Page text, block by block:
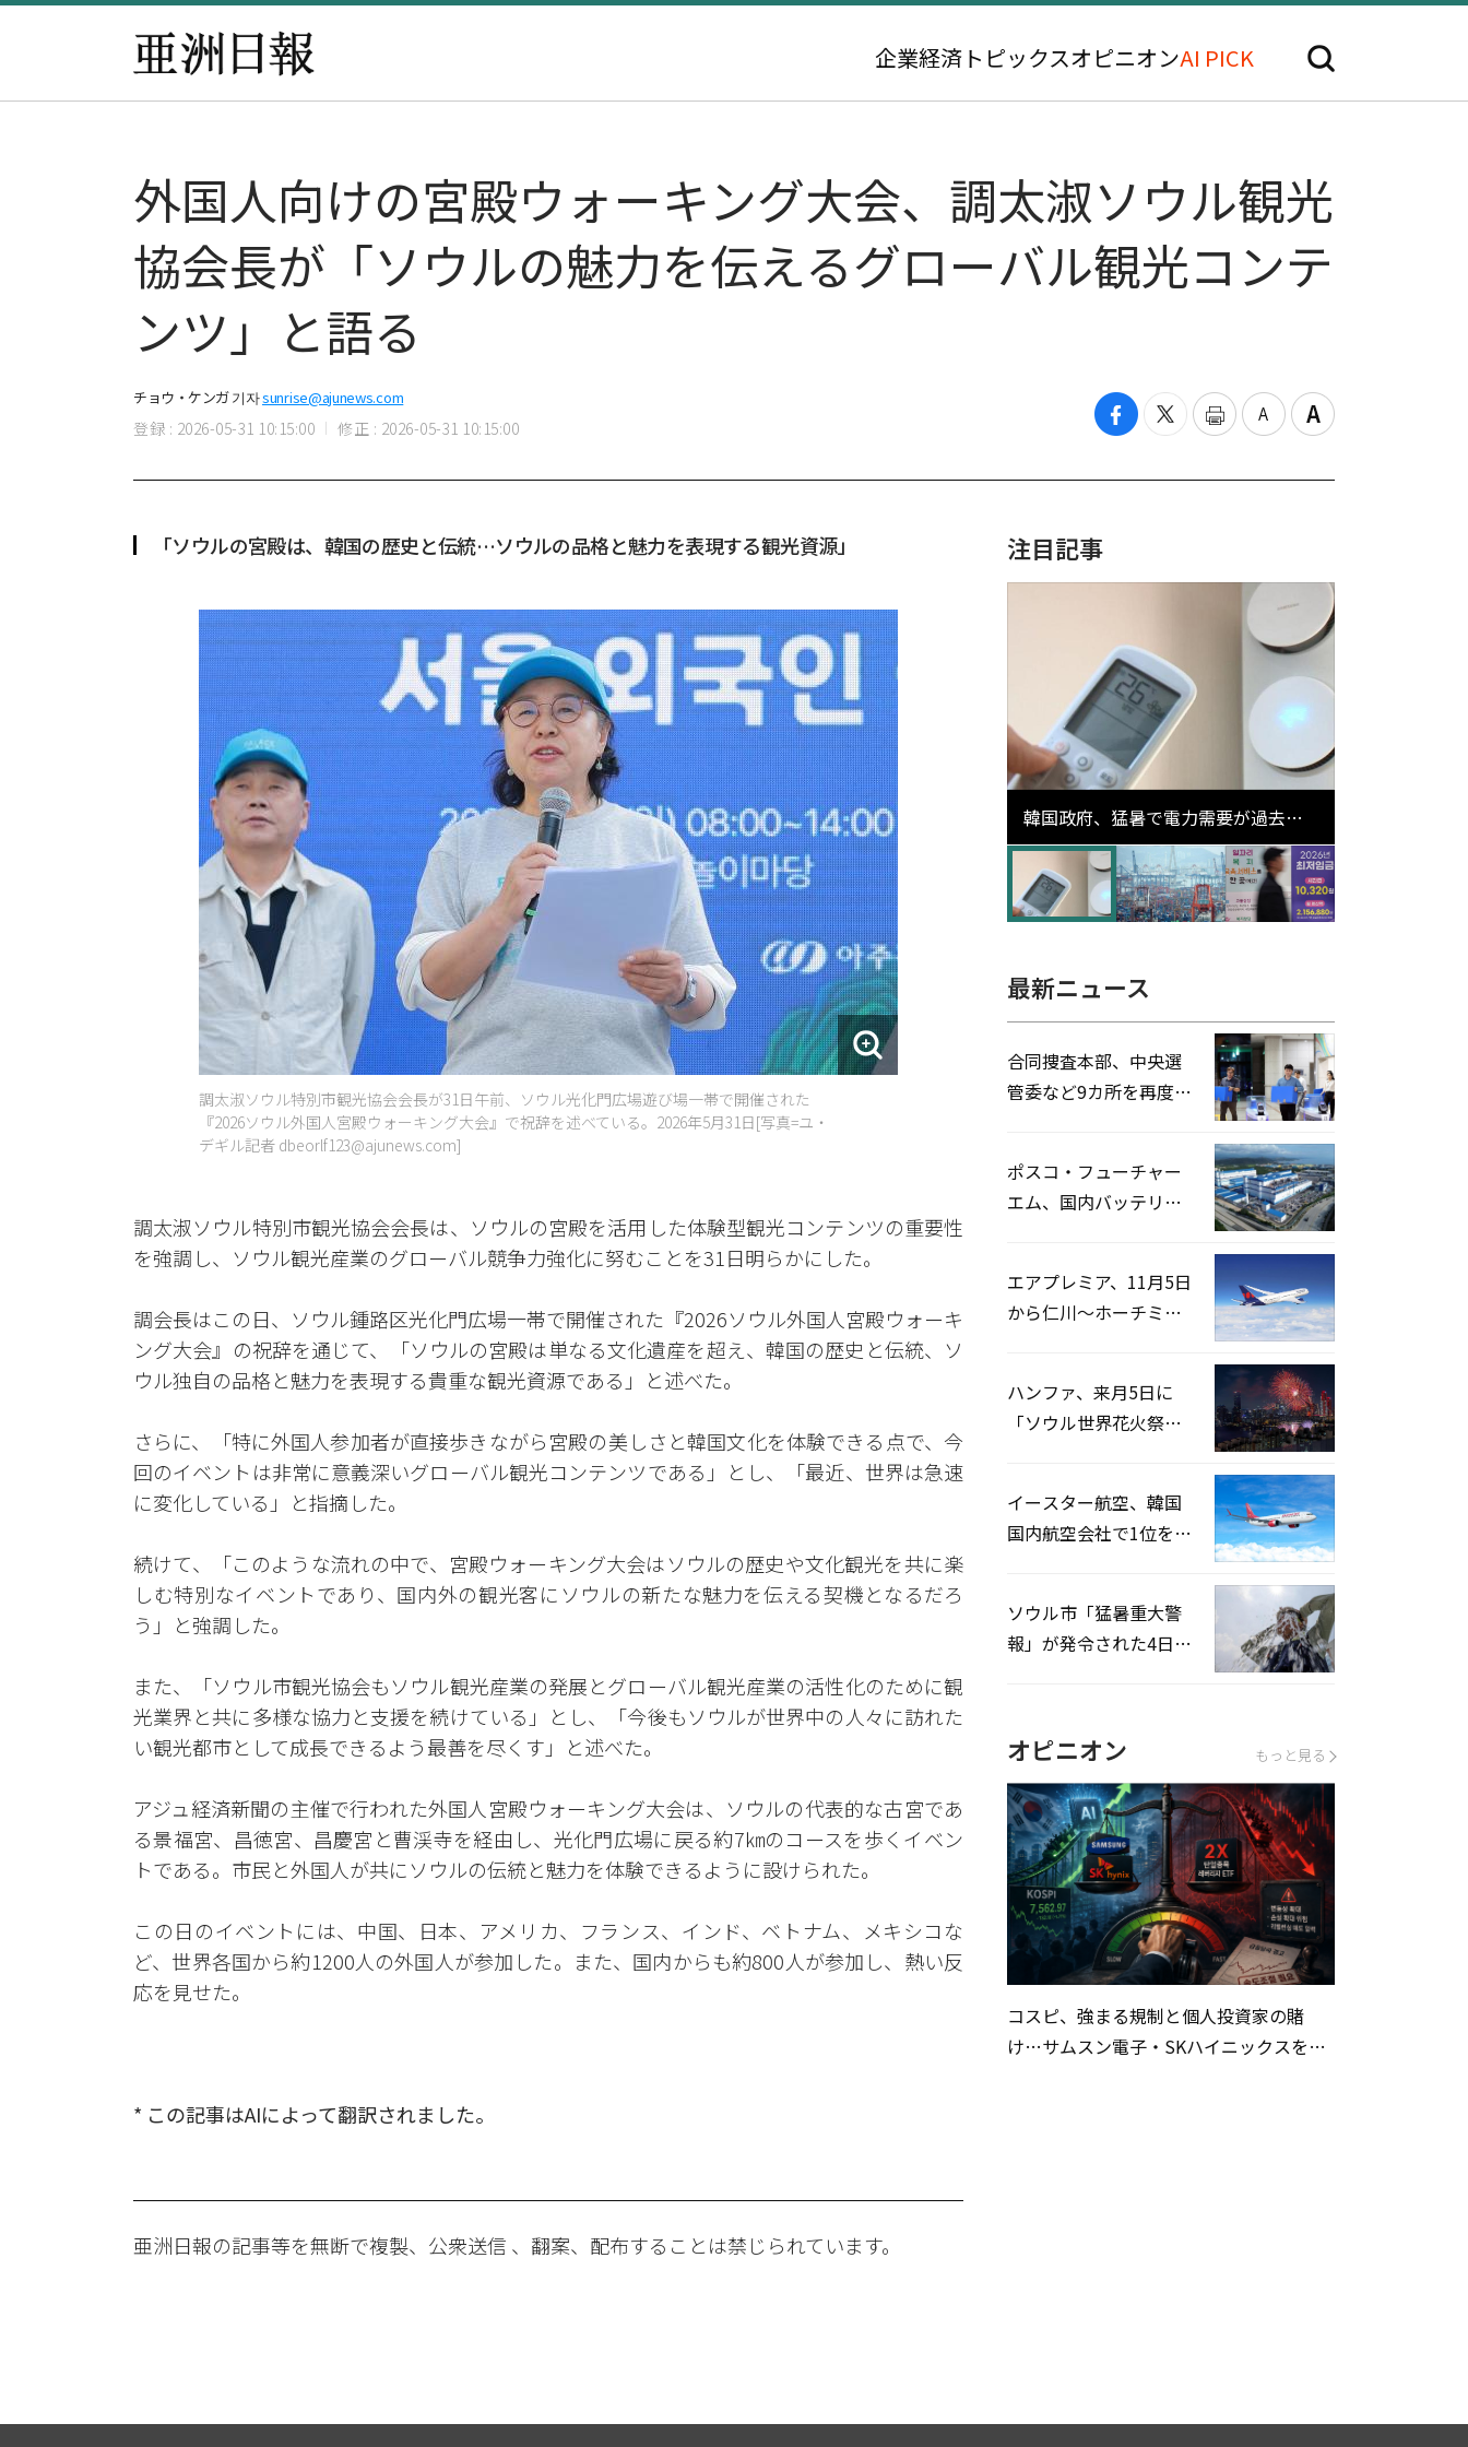
企業経済 トピックスオピニオンAI PICK
外国人向けの宮殿ウォーキング大会、調太淑ソウル観光
協会長が「ソウルの魅力を伝えるグローバル観光コンテ
ンツ」と語る
チョウ・ケンガ 기자sunrise@ajunews.com
登録 : 2026-05-31 10:15:00 修正 : 2026-05-31 10:15:00
「ソウルの宮殿は、韓国の歴史と伝統…ソウルの品格と魅力を表現する観光資源」
調太淑ソウル特別市観光協会会長が31日午前、ソウル光化門広場遊び場一帯で開催された
『2026ソウル外国人宮殿ウォーキング大会』で祝辞を述べている。2026年5月31日[写真=ユ・
デギル記者 dbeorlf123@ajunews.com]
調太淑ソウル特別市観光協会会長は、ソウルの宮殿を活用した体験型観光コンテンツの重要性
を強調し、ソウル観光産業のグローバル競争力強化に努むことを31日明らかにした。
調会長はこの日、ソウル鍾路区光化門広場一帯で開催された『2026ソウル外国人宮殿ウォーキ
ング大会』の祝辞を通じて、「ソウルの宮殿は単なる文化遺産を超え、韓国の歴史と伝統、ソ
ウル独自の品格と魅力を表現する貴重な観光資源である」と述べた。
さらに、「特に外国人参加者が直接歩きながら宮殿の美しさと韓国文化を体験できる点で、今
回のイベントは非常に意義深いグローバル観光コンテンツである」とし、「最近、世界は急速
に変化している」と指摘した。
続けて、「このような流れの中で、宮殿ウォーキング大会はソウルの歴史や文化観光を共に楽
しむ特別なイベントであり、国内外の観光客にソウルの新たな魅力を伝える契機となるだろ
う」と強調した。
また、「ソウル市観光協会もソウル観光産業の発展とグローバル観光産業の活性化のために観
光業界と共に多様な協力と支援を続けている」とし、「今後もソウルが世界中の人々に訪れた
い観光都市として成長できるよう最善を尽くす」と述べた。
アジュ経済新聞の主催で行われた外国人宮殿ウォーキング大会は、ソウルの代表的な古宮であ
る景福宮、昌徳宮、昌慶宮と曹渓寺を経由し、光化門広場に戻る約7㎞のコースを歩くイベン
トである。市民と外国人が共にソウルの伝統と魅力を体験できるように設けられた。
この日のイベントには、中国、日本、アメリカ、フランス、インド、ベトナム、メキシコな
ど、世界各国から約1200人の外国人が参加した。また、国内からも約800人が参加し、熱い反
応を見せた。
* この記事はAIによって翻訳されました。
亜洲日報の記事等を無断で複製、公衆送信 、翻案、配布することは禁じられています。
注目記事
韓国政府、猛暑で電力需要が過去最
高更新の可能性に需給対応体制を点
検
最新ニュース
合同捜査本部、中央選
管委など9カ所を再度家
ポスコ・フューチャー
エム、国内バッテリー
エアプレミア、11月5日
から仁川〜ホーチミン
ハンファ、来月5日に
「ソウル世界花火祭り
イースター航空、韓国
国内航空会社で1位を記
ソウル市「猛暑重大警
報」が発令された4日、
オピニオン もっと見る
コスピ、強まる規制と個人投資家の賭
け…サムスン電子・SKハイニックスを巡